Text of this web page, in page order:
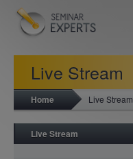
Live Stream
Home Live Stream
Live Stream